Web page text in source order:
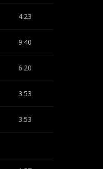
4:23
9:40
6:20
3:53
3:53